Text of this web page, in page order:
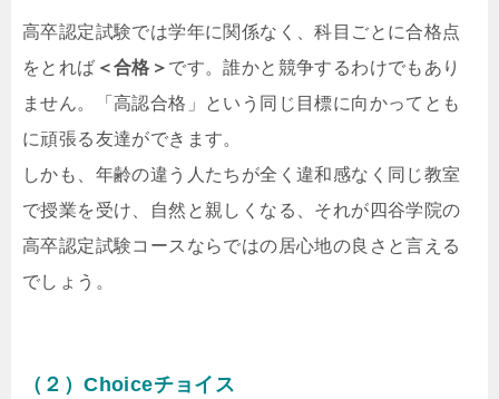
高卒認定試験では学年に関係なく、科目ごとに合格点
をとれば ＜合格＞ です。誰かと競争するわけでもあり
ません。「高認合格」という同じ目標に向かってとも
に頑張る友達ができます。
しかも、年齢の違う人たちが全く違和感なく同じ教室
で授業を受け、自然と親しくなる、それが四谷学院の
高卒認定試験コースならではの居心地の良さと言える
でしょう。
（２）Choiceチョイス